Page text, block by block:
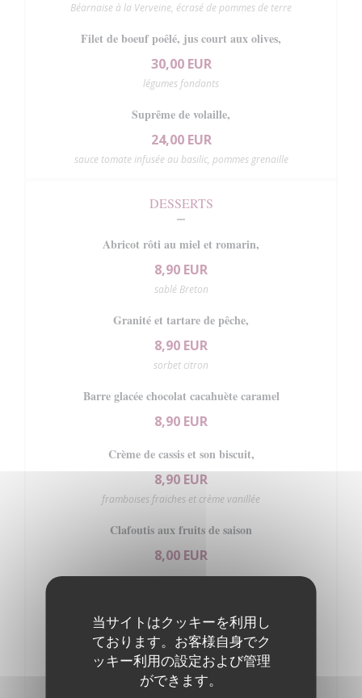
当サイトはクッキーを利用し
ております。お客様自身でク
ッキー利用の設定および管理
ができます。
Béarnaise à la Verveine, écrasé de pommes de terre
Filet de boeuf poêlé, jus court aux olives,
30,00 EUR
légumes fondants
Suprême de volaille,
24,00 EUR
sauce tomate infusée au basilic, pommes grenaille
DESSERTS
Abricot rôti au miel et romarin,
8,90 EUR
sablé Breton
Granité et tartare de pêche,
8,90 EUR
sorbet citron
Barre glacée chocolat cacahuète caramel
8,90 EUR
Crème de cassis et son biscuit,
8,90 EUR
framboises fraiches et crème vanillée
Clafoutis aux fruits de saison
8,00 EUR
8,00 EUR
Faisselle de vache
4,50 EUR
sucre, miel, coulis de fruits, créme (au choix)